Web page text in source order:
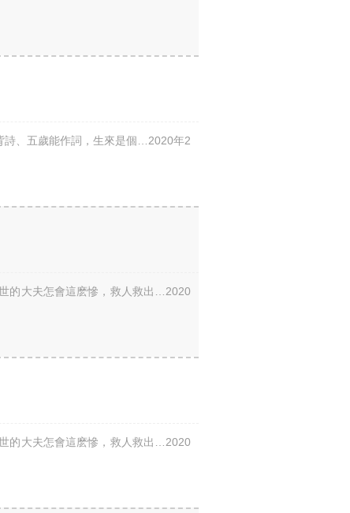
詩、五歲能作詞，生來是個…2020年2
的大夫怎會這麽慘，救人救出…2020
的大夫怎會這麽慘，救人救出…2020